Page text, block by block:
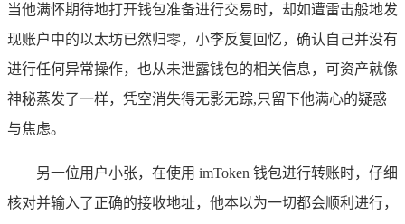
当他满怀期待地打开钱包准备进行交易时，却如遭雷击般地发
现账户中的以太坊已然归零，小李反复回忆，确认自己并没有
进行任何异常操作，也从未泄露钱包的相关信息，可资产就像
神秘蒸发了一样，凭空消失得无影无踪,只留下他满心的疑惑
与焦虑。
另一位用户小张，在使用 imToken 钱包进行转账时，仔细
核对并输入了正确的接收地址，他本以为一切都会顺利进行，